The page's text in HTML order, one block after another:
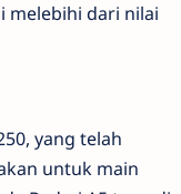
melebihi dari nilai
yang telah
untuk main